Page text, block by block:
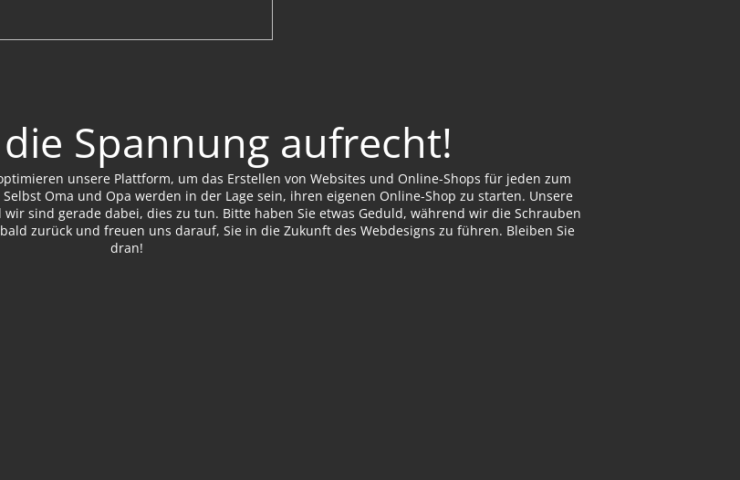
Spannung aufrecht!
unsere Plattform, um das Erstellen von Websites und Online-Shops für jeden zum
Oma und Opa werden in der Lage sein, ihren eigenen Online-Shop zu starten. Unsere
sind gerade dabei, dies zu tun. Bitte haben Sie etwas Geduld, während wir die Schrauben
zurück und freuen uns darauf, Sie in die Zukunft des Webdesigns zu führen. Bleiben Sie
dran!